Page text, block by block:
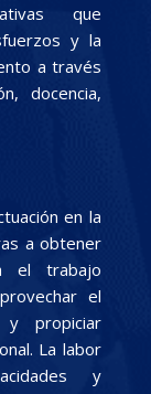
que
y la
a través
docencia,
en la
a obtener
el trabajo
el
propiciar
La labor
y